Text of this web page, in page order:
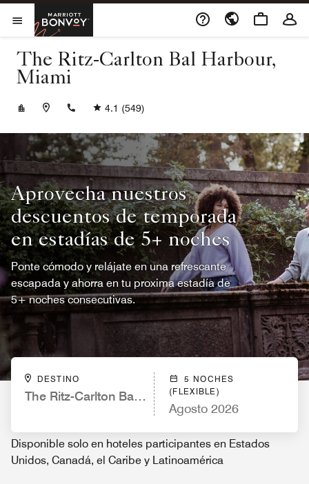
Skip to Content
Abrir el menú
Marriott Bonvoy
The Ritz-Carlton Bal Harbour,
Miami
+13054555400
4.1 (549)
Aprovecha nuestros
descuentos de temporada
en estadías de 5+ noches
Ponte cómodo y relájate en una refrescante
escapada y ahorra en tu proxima estadía de
5+ noches consecutivas.
DESTINO
The Ritz-Carlton Bal Harbour, Miami
5 NOCHES
(FLEXIBLE)
Agosto 2026
Disponible solo en hoteles participantes en Estados
Unidos, Canadá, el Caribe y Latinoamérica